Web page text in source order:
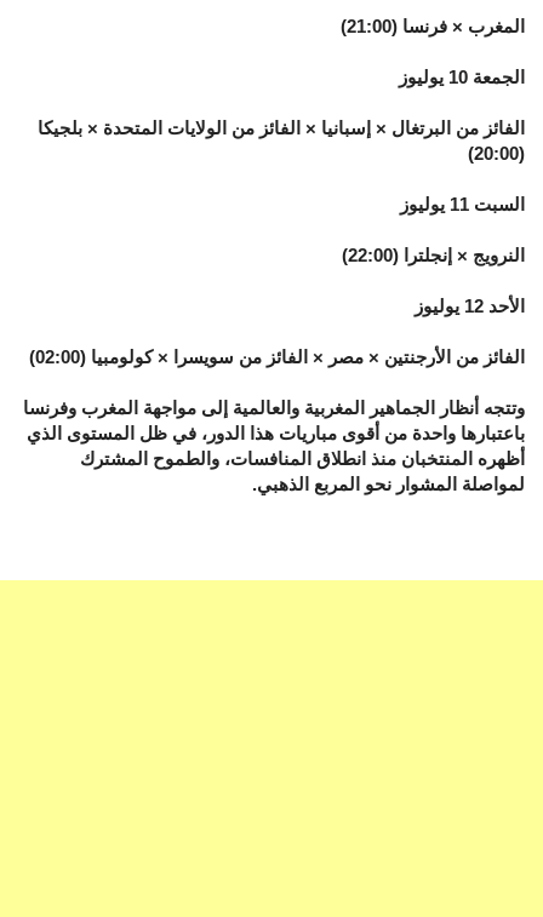
المغرب × فرنسا (21:00)
الجمعة 10 يوليوز
الفائز من البرتغال × إسبانيا × الفائز من الولايات المتحدة × بلجيكا
(20:00)
السبت 11 يوليوز
النرويج × إنجلترا (22:00)
الأحد 12 يوليوز
الفائز من الأرجنتين × مصر × الفائز من سويسرا × كولومبيا (02:00)
وتتجه أنظار الجماهير المغربية والعالمية إلى مواجهة المغرب وفرنسا
باعتبارها واحدة من أقوى مباريات هذا الدور، في ظل المستوى الذي
أظهره المنتخبان منذ انطلاق المنافسات، والطموح المشترك
لمواصلة المشوار نحو المربع الذهبي.